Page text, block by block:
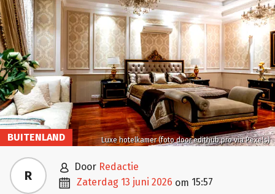
Luxe hotelkamer (foto door edithub pro via Pexels)
BUITENLAND
R  door Redactie
 zaterdag 13 juni 2026 om 15:57